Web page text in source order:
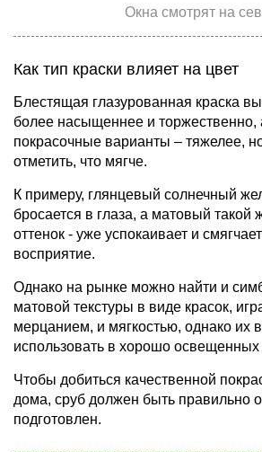
Окна смотрят на
Как тип краски влияет на цвет
Блестящая глазурованная краска
более насыщеннее и торжественно,
покрасочные варианты – тяжелее,
отметить, что мягче.
К примеру, глянцевый солнечный
бросается в глаза, а матовый такой
оттенок - уже успокаивает и
восприятие.
Однако на рынке можно найти и
матовой текстуры в виде красок,
мерцанием, и мягкостью, однако их
использовать в хорошо освещенных
Чтобы добиться качественной
дома, сруб должен быть правильно
подготовлен.